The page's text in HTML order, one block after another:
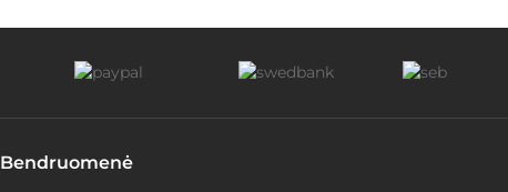
Bendruomenė